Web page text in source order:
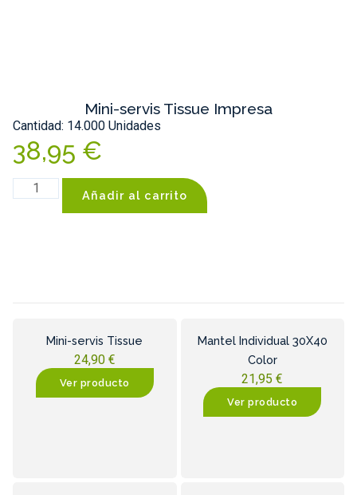
Mini-servis Tissue Impresa
Cantidad: 14.000 Unidades
38,95 €
Añadir al carrito
Mini-servis Tissue
24,90 €
Ver producto
Mantel Individual 30X40
Color
21,95€
Ver producto